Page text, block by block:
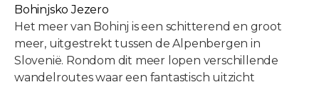
Bohinjsko Jezero
Het meer van Bohinj is een schitterend en groot
meer, uitgestrekt tussen de Alpenbergen in
Slovenië. Rondom dit meer lopen verschillende
wandelroutes waar een fantastisch uitzicht